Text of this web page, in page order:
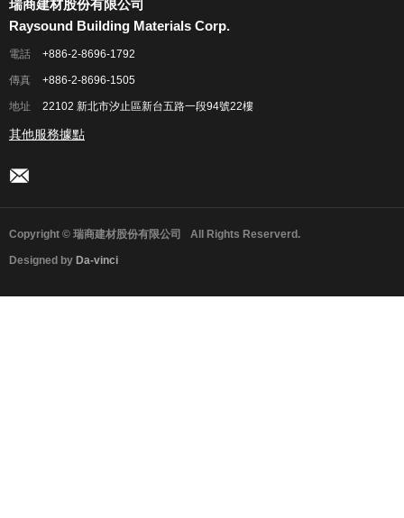
瑞商建材股份有限公司
Raysound Building Materials Corp.
電話 +886-2-8696-1792
傳真 +886-2-8696-1505
地址 22102 新北市汐止區新台五路一段94號22樓
其他服務據點
Copyright © 瑞商建材股份有限公司 All Rights Reserverd.
Designed by Da-vinci